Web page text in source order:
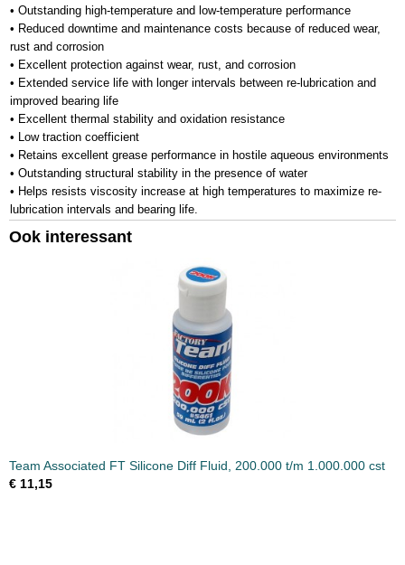
• Outstanding high-temperature and low-temperature performance
• Reduced downtime and maintenance costs because of reduced wear,
rust and corrosion
• Excellent protection against wear, rust, and corrosion
• Extended service life with longer intervals between re-lubrication and
improved bearing life
• Excellent thermal stability and oxidation resistance
• Low traction coefficient
• Retains excellent grease performance in hostile aqueous environments
• Outstanding structural stability in the presence of water
• Helps resists viscosity increase at high temperatures to maximize re-
lubrication intervals and bearing life.
Ook interessant
Team Associated FT Silicone Diff Fluid, 200.000 t/m 1.000.000 cst
€ 11,15